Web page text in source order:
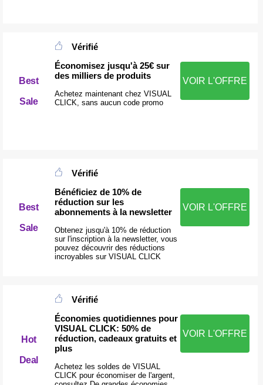
Best
Sale
Vérifié
Économisez jusqu'à 25€ sur
des milliers de produits
Achetez maintenant chez VISUAL
CLICK, sans aucun code promo
VOIR L'OFFRE
Best
Sale
Vérifié
Bénéficiez de 10% de
réduction sur les
abonnements à la newsletter
Obtenez jusqu'à 10% de réduction
sur l'inscription à la newsletter, vous
pouvez découvrir des réductions
incroyables sur VISUAL CLICK
VOIR L'OFFRE
Hot
Deal
Vérifié
Économies quotidiennes pour
VISUAL CLICK: 50% de
réduction, cadeaux gratuits et
plus
Achetez les soldes de VISUAL
CLICK pour économiser de l'argent,
VOIR L'OFFRE